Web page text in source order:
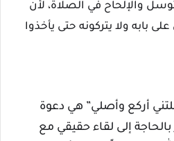
والإلحاح في الصلاة، لأن
بابه ولا يتركونه حتى يأخذوا
أركع وأصلي” هي دعوة
إلى لقاء حقيقي مع